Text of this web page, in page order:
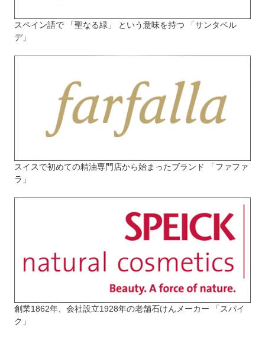
スペイン語で 「聖なる緑」 という意味を持つ 「サンタベル
デ」
スイスで初めての精油専門店から始まったブランド 「ファファ
ラ」
創業1862年、会社設立1928年の老舗石けんメーカー 「スパイ
ク」